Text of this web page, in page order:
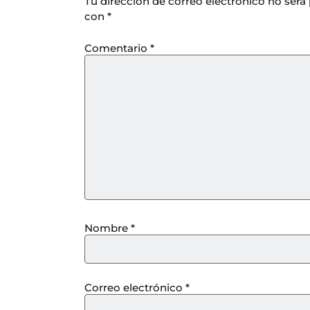
con *
Comentario *
Nombre *
Correo electrónico *